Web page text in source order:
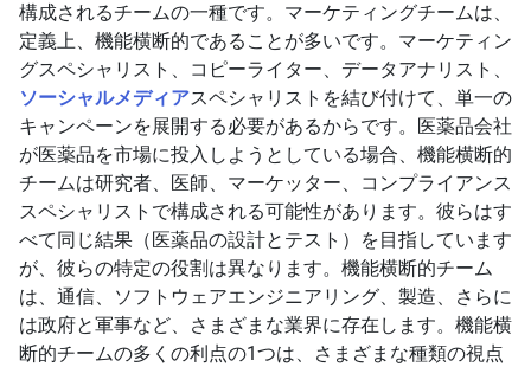
構成されるチームの一種です。マーケティングチームは、
定義上、機能横断的であることが多いです。マーケティン
グスペシャリスト、コピーライター、データアナリスト、
ソーシャルメディアスペシャリストを結び付けて、単一の
キャンペーンを展開する必要があるからです。医薬品会社
が医薬品を市場に投入しようとしている場合、機能横断的
チームは研究者、医師、マーケッター、コンプライアンス
スペシャリストで構成される可能性があります。彼らはす
べて同じ結果（医薬品の設計とテスト）を目指しています
が、彼らの特定の役割は異なります。機能横断的チーム
は、通信、ソフトウェアエンジニアリング、製造、さらに
は政府と軍事など、さまざまな業界に存在します。機能横
断的チームの多くの利点の1つは、さまざまな種類の視点